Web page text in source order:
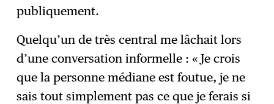
publiquement.
Quelqu’un de très central me lâchait lors
d’une conversation informelle : « Je crois
que la personne médiane est foutue, je ne
sais tout simplement pas ce que je ferais si